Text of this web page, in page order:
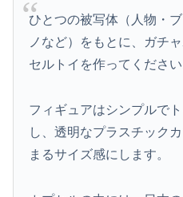
ひとつの被写体（人物・
ノなど）をもとに、ガチ
セルトイを作ってください
フィギュアはシンプルで
し、透明なプラスチック
まるサイズ感にします。